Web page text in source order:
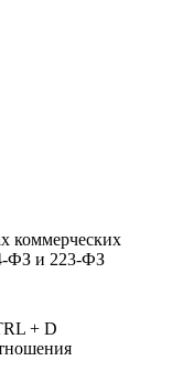
коммерческих
ФЗ и 223-ФЗ
+ D